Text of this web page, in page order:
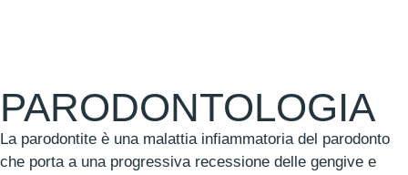
PARODONTOLOGIA
La parodontite è una malattia infiammatoria del parodonto
che porta a una progressiva recessione delle gengive e